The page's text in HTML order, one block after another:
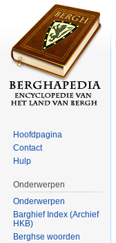
Hoofdpagina
Contact
Hulp
Onderwerpen
Onderwerpen
Barghief Index (Archief
HKB)
Berghse woorden